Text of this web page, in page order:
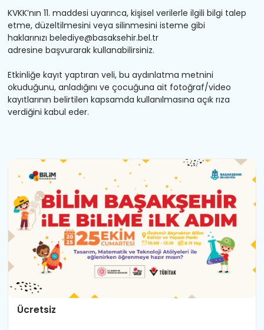
KVKK’nın 11. maddesi uyarınca, kişisel verilerle ilgili bilgi talep
etme, düzeltilmesini veya silinmesini isteme gibi
haklarınızıbelediye@basaksehir.bel.tr
adresine başvurarak kullanabilirsiniz.
Etkinliğe kayıt yaptıran veli, bu aydınlatma metnini
okuduğunu, anladığını ve çocuğuna ait fotoğraf/video
kayıtlarının belirtilen kapsamda kullanılmasına açık rıza
verdiğini kabul eder.
Ücretsiz